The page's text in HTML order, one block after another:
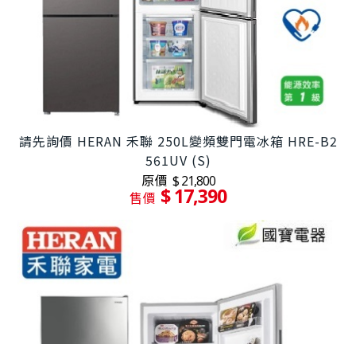
請先詢價 HERAN 禾聯 250L變頻雙門電冰箱 HRE-B2
561UV (S)
原價 $ 21,800
售價 $ 17,390